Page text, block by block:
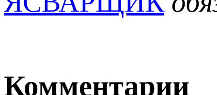
Комментарии